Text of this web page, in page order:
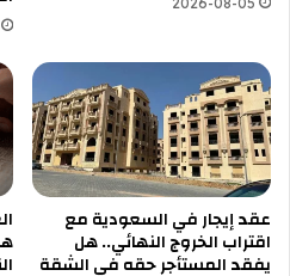
عقد إيجار في السعودية مع
اقتراب الخروج النهائي.. هل
يفقد المستأجر حقه في الشقة